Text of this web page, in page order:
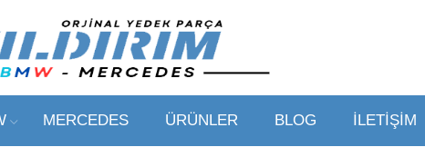
MERCEDES ÜRÜNLER BLOG İLETİŞİM